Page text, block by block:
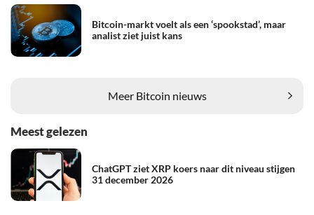
Bitcoin-markt voelt als een ‘spookstad’, maar
analist ziet juist kans
Meer Bitcoin nieuws
Meest gelezen
ChatGPT ziet XRP koers naar dit niveau stijgen
31 december 2026